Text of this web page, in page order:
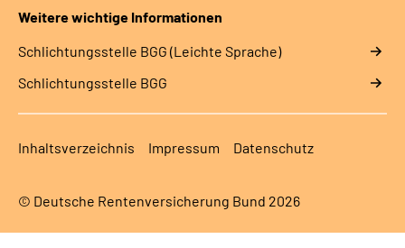
Weitere wichtige Informationen
Schlich­tungs­stel­le BGG (Leichte Sprache)
Schlich­tungs­stel­le BGG
Inhaltsverzeichnis Impressum Datenschutz
© Deutsche Rentenversicherung Bund 2026